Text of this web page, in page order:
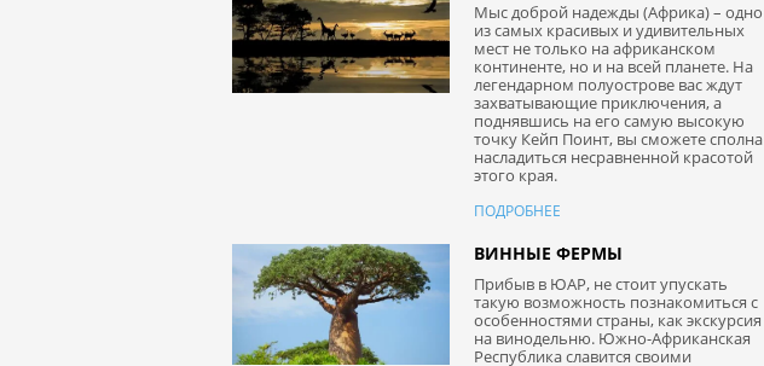
Мыс доброй надежды (Африка) – одно
из самых красивых и удивительных
мест не только на африканском
континенте, но и на всей планете. На
легендарном полуострове вас ждут
захватывающие приключения, а
поднявшись на его самую высокую
точку Кейп Поинт, вы сможете сполна
насладиться несравненной красотой
этого края.
ПОДРОБНЕЕ
ВИННЫЕ ФЕРМЫ
Прибыв в ЮАР, не стоит упускать
такую возможность познакомиться с
особенностями страны, как экскурсия
на винодельню. Южно-Африканская
Республика славится своими